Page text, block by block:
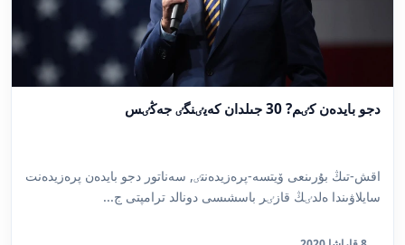
دجو بايدەن كٸم? 30 جىلدان كەيٸنگٸ جەڭٸس
اقش-تىڭ بۇرىنعى ۆيتسە-پرەزيدەنتٸ, سەناتور دجو بايدەن پرەزيدەنت
سايلاۋىندا ەلدٸڭ قازٸر باسشىسى دونالد ترامپتى ج...